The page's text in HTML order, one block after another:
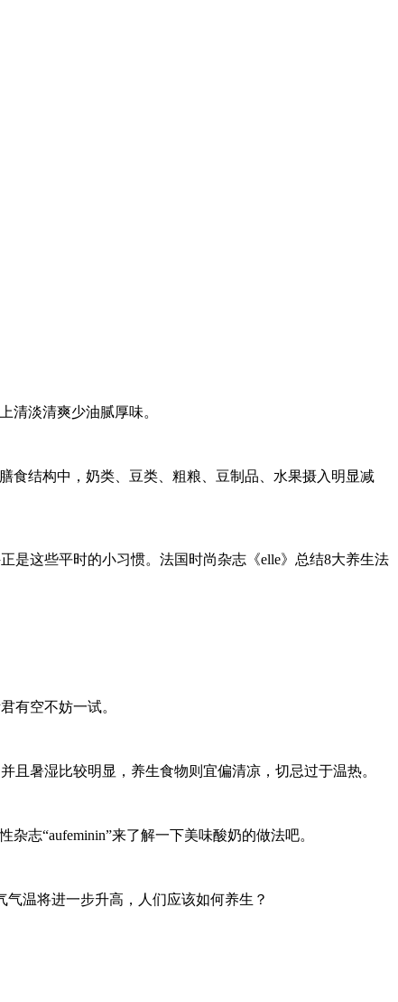
清淡清爽少油腻厚味。
食结构中，奶类、豆类、粗粮、豆制品、水果摄入明显减
是这些平时的小习惯。法国时尚杂志《elle》总结8大养生法
有空不妨一试。
暑湿比较明显，养生食物则宜偏清凉，切忌过于温热。
志“aufeminin”来了解一下美味酸奶的做法吧。
温将进一步升高，人们应该如何养生？